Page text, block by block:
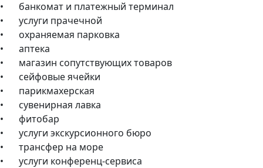
•
банкомат и платежный терминал
•
услуги прачечной
•
охраняемая парковка
•
аптека
•
магазин сопутствующих товаров
•
сейфовые ячейки
•
парикмахерская
•
сувенирная лавка
•
фитобар
•
услуги экскурсионного бюро
•
трансфер на море
•
услуги конференц-сервиса